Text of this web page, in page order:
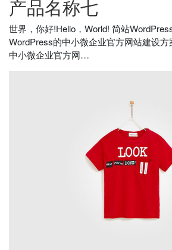
产品名称七
世界，你好!Hello，World! 简站
WordPress的中小微企业官方网站建设
中小微企业官方网…